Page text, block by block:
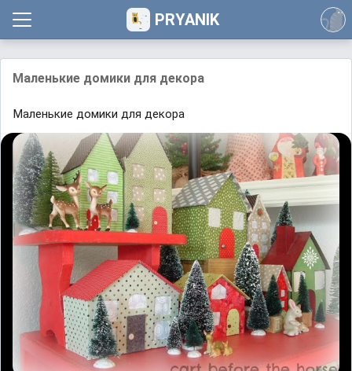
PRYANIK
Маленькие домики для декора
Маленькие домики для декора